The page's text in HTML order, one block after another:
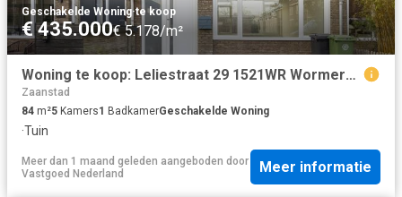
Geschakelde Woning·te koop
€ 435.000€ 5.178/m²
Woning te koop: Leliestraat 29 1521WR Wormerveer Vastgoed Nederland
Zaanstad
84 m²5 Kamers1 BadkamerGeschakelde Woning
·Tuin
Meer dan 1 maand geleden aangeboden door
Vastgoed Nederland
Meer informatie